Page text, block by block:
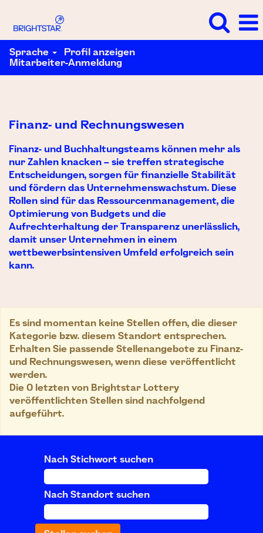
Sprache
Profil anzeigen
Mitarbeiter-Anmeldung
Finanz- und Rechnungswesen
Finanz- und Buchhaltungsteams können mehr als
nur Zahlen knacken – sie treffen strategische
Entscheidungen, sorgen für finanzielle Stabilität
und fördern das Unternehmenswachstum. Diese
Rollen sind für das Ressourcenmanagement, die
Optimierung von Budgets und die
Aufrechterhaltung der Transparenz unerlässlich,
damit unser Unternehmen in einem
wettbewerbsintensiven Umfeld erfolgreich sein
kann.
Es sind momentan keine Stellen offen, die dieser
Kategorie bzw. diesem Standort entsprechen.
Erhalten Sie passende Stellenangebote zu Finanz-
und Rechnungswesen, wenn diese veröffentlicht
werden.
Die 0 letzten von Brightstar Lottery
veröffentlichten Stellen sind nachfolgend
aufgeführt.
Nach Stichwort suchen
Nach Standort suchen